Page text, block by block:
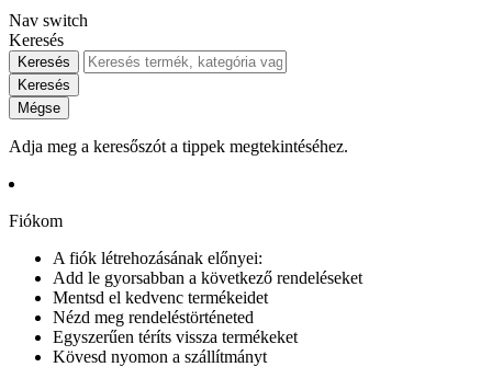
Nav switch
Keresés
Keresés
Keresés
Mégse
Adja meg a keresőszót a tippek megtekintéséhez.
Fiókom
A fiók létrehozásának előnyei:
Add le gyorsabban a következő rendeléseket
Mentsd el kedvenc termékeidet
Nézd meg rendeléstörténeted
Egyszerűen téríts vissza termékeket
Kövesd nyomon a szállítmányt